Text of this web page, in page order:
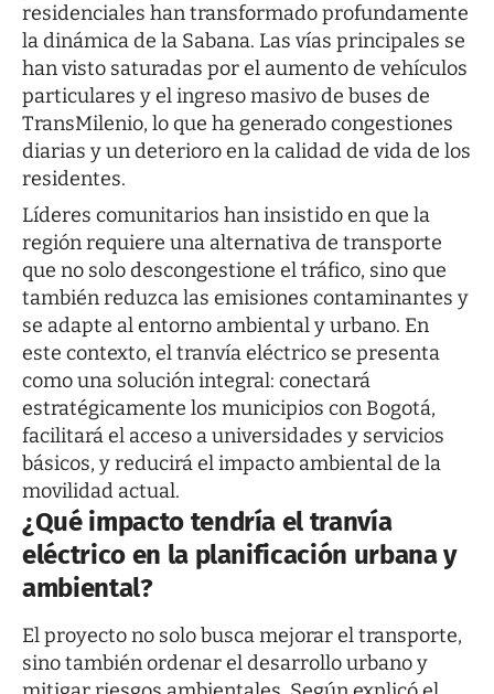
residenciales han transformado profundamente
la dinámica de la Sabana. Las vías principales se
han visto saturadas por el aumento de vehículos
particulares y el ingreso masivo de buses de
TransMilenio, lo que ha generado congestiones
diarias y un deterioro en la calidad de vida de los
residentes.
Líderes comunitarios han insistido en que la
región requiere una alternativa de transporte
que no solo descongestione el tráfico, sino que
también reduzca las emisiones contaminantes y
se adapte al entorno ambiental y urbano. En
este contexto, el tranvía eléctrico se presenta
como una solución integral: conectará
estratégicamente los municipios con Bogotá,
facilitará el acceso a universidades y servicios
básicos, y reducirá el impacto ambiental de la
movilidad actual.
¿Qué impacto tendría el tranvía
eléctrico en la planificación urbana y
ambiental?
El proyecto no solo busca mejorar el transporte,
sino también ordenar el desarrollo urbano y